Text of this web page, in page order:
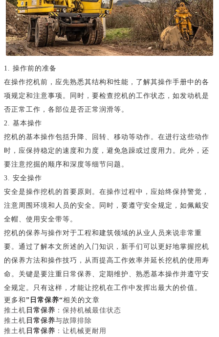
1. 操作前的准备
在操作挖机前，应先熟悉其结构和性能，了解其操作手册中的各
项规定和注意事项。同时，要检查挖机的工作状态，如发动机是
否正常工作，各部位是否正常润滑等。
2. 基本操作
挖机的基本操作包括升降、回转、移动等动作。在进行这些动作
时，应保持稳定的速度和力度，避免急躁或过度用力。此外，还
要注意挖掘的顺序和深度等细节问题。
3. 安全操作
安全是操作挖机的首要原则。在操作过程中，应始终保持警觉，
注意周围环境和人员的安全。同时，要遵守安全规定，如佩戴安
全帽、使用安全带等。
挖机的保养与操作对于工程和建筑领域的从业人员来说非常重
要。通过了解本文所述的入门知识，新手们可以更好地掌握挖机
的保养方法和操作技巧，从而提高工作效率并延长挖机的使用寿
命。关键是要注重日常保养、定期维护、熟悉基本操作并遵守安
全规定。只有这样，才能让挖机在工作中发挥出最大的价值。
更多和 ”日常保养“相关的文章
推土机 日常保养 ：保持机械最佳状态
推土机 日常保养与故障排除
推土机 日常保养 ：让机械更耐用